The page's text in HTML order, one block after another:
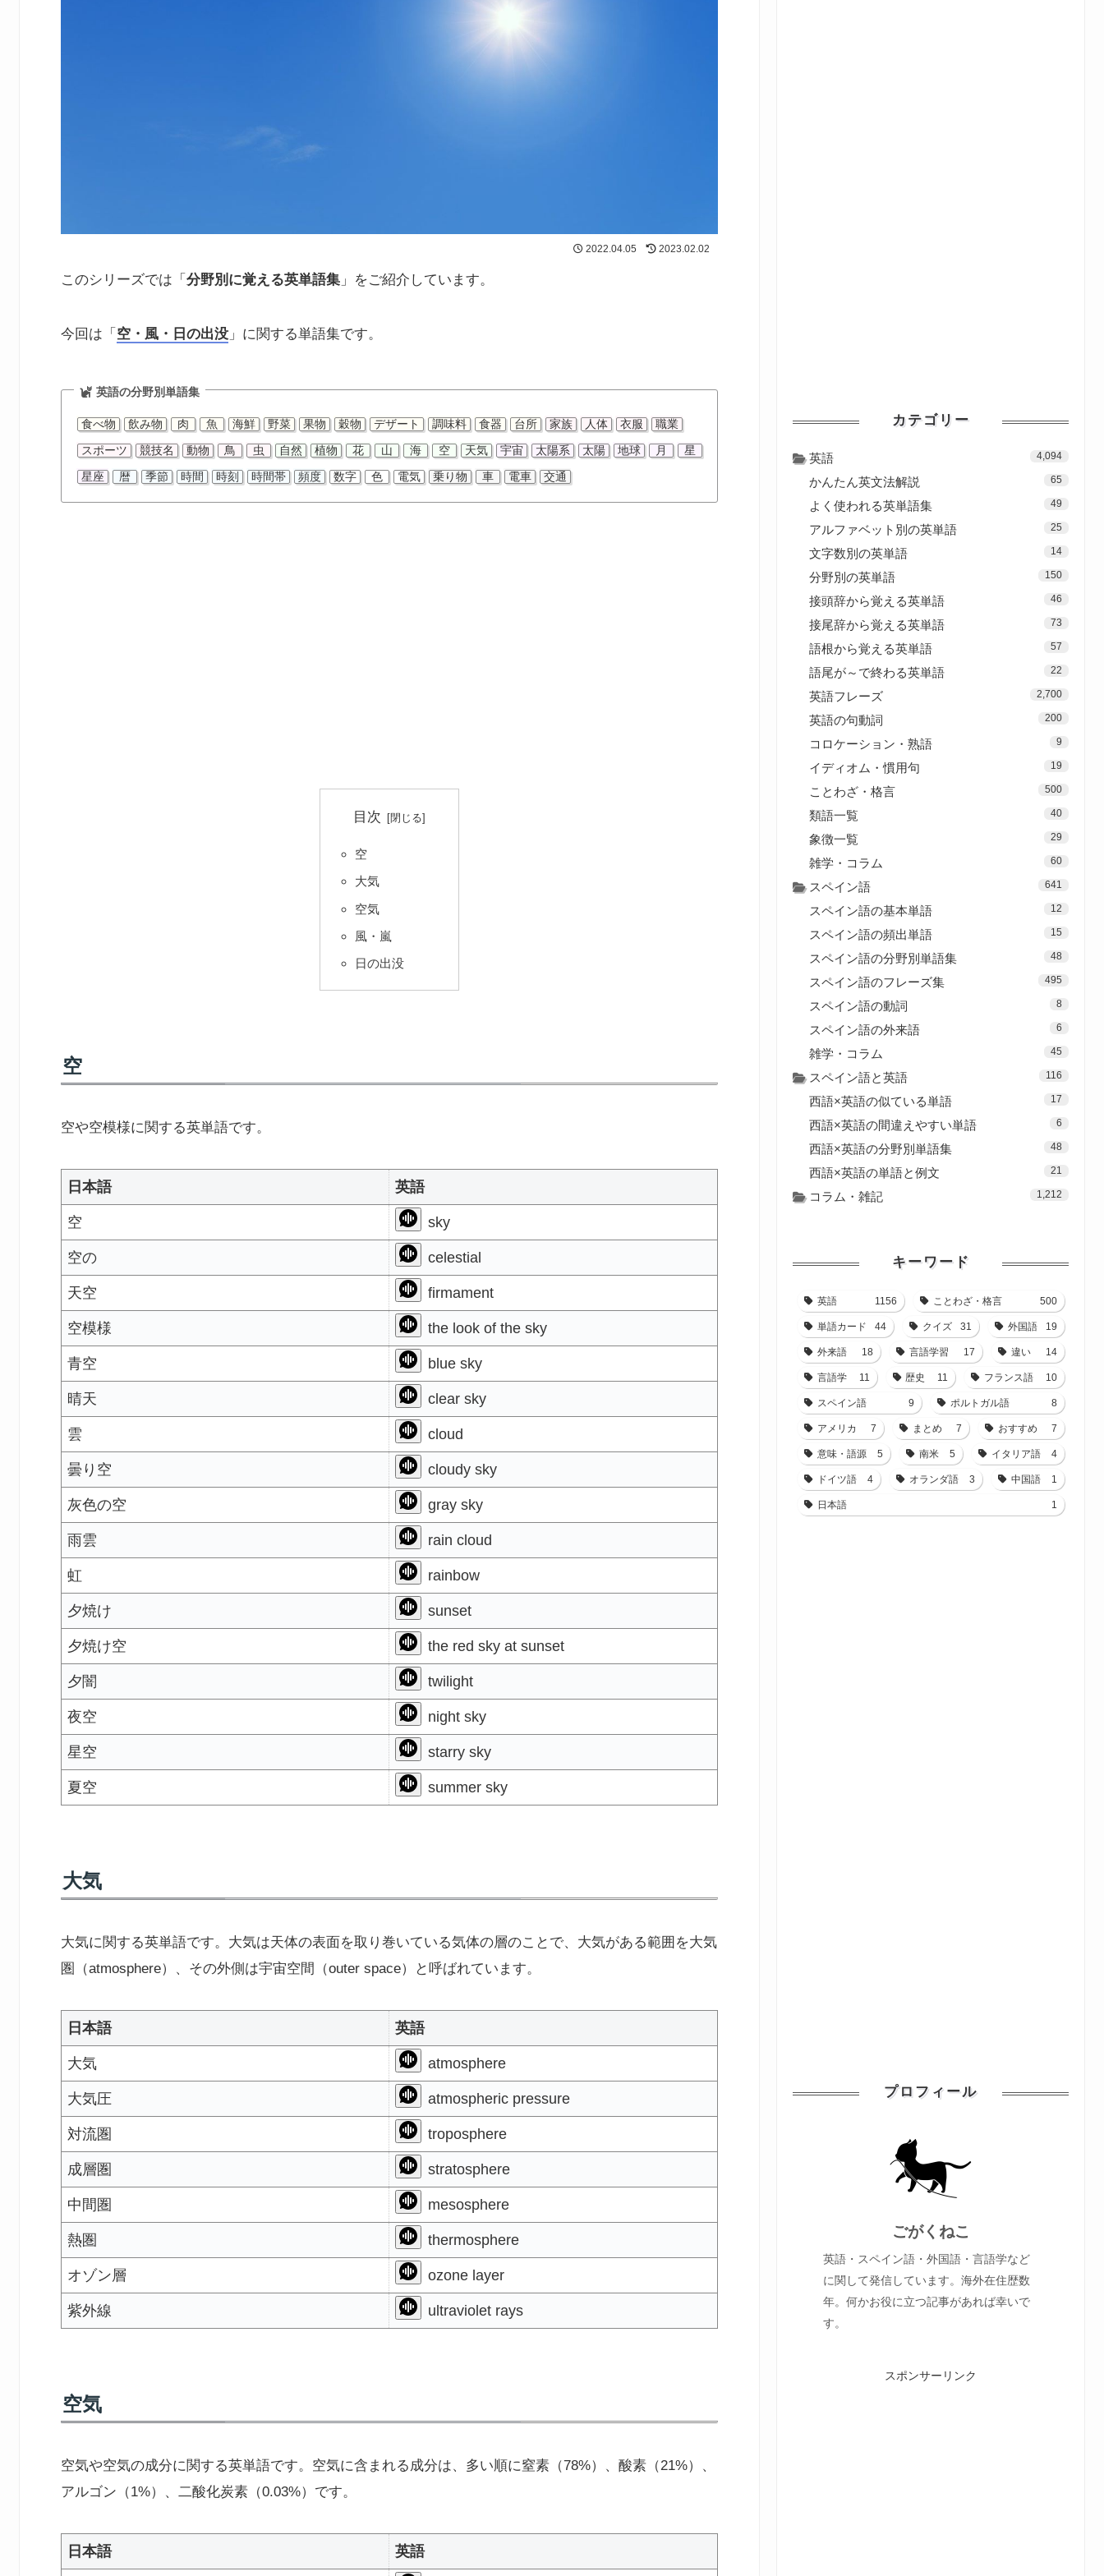
2022.04.05 2023.02.02
このシリーズでは「 分野別に覚える英単語集 」をご紹介しています。
今回は「 空・風・日の出没 」に関する単語集です。
英語の分野別単語集
食べ物 飲み物 肉 魚 海鮮 野菜 果物 穀物 デザート 調味料 食器 台所 家族 人体 衣服 職業
スポーツ 競技名 動物 鳥 虫 自然 植物 花 山 海 空 天気 宇宙 太陽系 太陽 地球 月 星
星座 暦 季節 時間 時刻 時間帯 頻度 数字 色 電気 乗り物 車 電車 交通
目次
空
大気
空気
風・嵐
日の出没
空
空や空模様に関する英単語です。
日本語 英語
空 sky
空の celestial
天空 firmament
空模様 the look of the sky
青空 blue sky
晴天 clear sky
雲 cloud
曇り空 cloudy sky
灰色の空 gray sky
雨雲 rain cloud
虹 rainbow
夕焼け sunset
夕焼け空 the red sky at sunset
夕闇 twilight
夜空 night sky
星空 starry sky
夏空 summer sky
大気
大気に関する英単語です。大気は天体の表面を取り巻いている気体の層のことで、大気がある範囲を大気
圏（atmosphere）、その外側は宇宙空間（outer space）と呼ばれています。
日本語 英語
大気 atmosphere
大気圧 atmospheric pressure
対流圏 troposphere
成層圏 stratosphere
中間圏 mesosphere
熱圏 thermosphere
オゾン層 ozone layer
紫外線 ultraviolet rays
空気
空気や空気の成分に関する英単語です。空気に含まれる成分は、多い順に窒素（78%）、酸素（21%）、
アルゴン（1%）、二酸化炭素（0.03%）です。
日本語 英語
カテゴリー
英語 4,094
かんたん英文法解説 65
よく使われる英単語集 49
アルファベット別の英単語 25
文字数別の英単語 14
分野別の英単語 150
接頭辞から覚える英単語 46
接尾辞から覚える英単語 73
語根から覚える英単語 57
語尾が～で終わる英単語 22
英語フレーズ 2,700
英語の句動詞 200
コロケーション・熟語 9
イディオム・慣用句 19
ことわざ・格言 500
類語一覧 40
象徴一覧 29
雑学・コラム 60
スペイン語 641
スペイン語の基本単語 12
スペイン語の頻出単語 15
スペイン語の分野別単語集 48
スペイン語のフレーズ集 495
スペイン語の動詞 8
スペイン語の外来語 6
雑学・コラム 45
スペイン語と英語 116
西語×英語の似ている単語 17
西語×英語の間違えやすい単語 6
西語×英語の分野別単語集 48
西語×英語の単語と例文 21
コラム・雑記 1,212
キーワード
英語 1156 ことわざ・格言 500
単語カード 44 クイズ 31 外国語 19
外来語 18 言語学習 17 違い 14
言語学 11 歴史 11 フランス語 10
スペイン語 9 ポルトガル語 8
アメリカ 7 まとめ 7 おすすめ 7
意味・語源 5 南米 5 イタリア語 4
ドイツ語 4 オランダ語 3 中国語 1
日本語 1
プロフィール
ごがくねこ
英語・スペイン語・外国語・言語学など
に関して発信しています。海外在住歴数
年。何かお役に立つ記事があれば幸いで
す。
スポンサーリンク